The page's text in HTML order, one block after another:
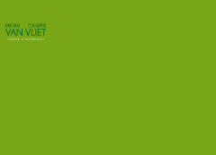
naar
de